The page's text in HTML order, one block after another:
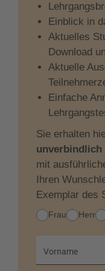
Wechsel der
Autobiografisches
Szenisches
in Erzählungen
Sachbuch und
Zeitformen:
Zeitabfolgen
Historischer
Fantasy
Spannung:
Tempo- und
Figurensprache:
bestimmen die
Einblick in
Aktuelles
Download
Aktuelle
Einfache
Sie erhalten
unverbindlich
mit
Ihren
Exemplar des
Anrede
Frau Herr
Vorname